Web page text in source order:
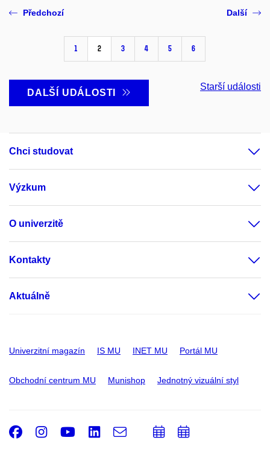
Předchozí
1 2 3 4 5 6
Další
DALŠÍ UDÁLOSTI
Starší události
Chci studovat
Výzkum
O univerzitě
Kontakty
Aktuálně
Univerzitní magazín IS MU INET MU Portál MU
Obchodní centrum MU Munishop Jednotný vizuální styl
Facebook
Instagram
Youtube
LinkedIn
e-
PřidatPřidat